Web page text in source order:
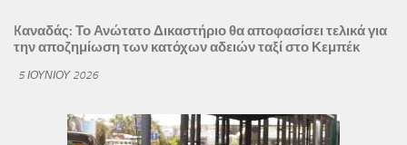
Kαναδάς: Το Ανώτατο Δικαστήριο θα αποφασίσει τελικά για
την αποζημίωση των κατόχων αδειών ταξί στο Κεμπέκ
5 ΙΟΥΝΊΟΥ 2026